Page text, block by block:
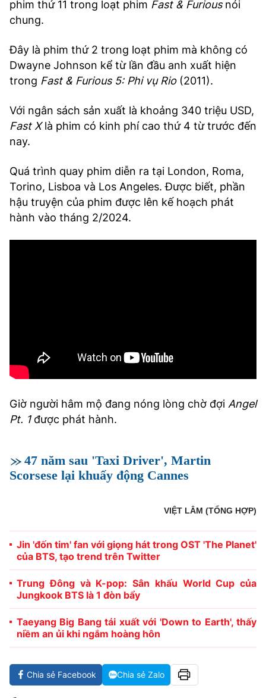
phim thứ 11 trong loạt phim Fast & Furiousnói
chung.
Đây là phim thứ 2 trong loạt phim mà không có
Dwayne Johnson kể từ lần đầu anh xuất hiện
trong Fast & Furious 5: Phi vụ Rio(2011).
Với ngân sách sản xuất là khoảng 340 triệu USD,
Fast Xlà phim có kinh phí cao thứ 4 từ trước đến
nay.
Quá trình quay phim diễn ra tại London, Roma,
Torino, Lisboa và Los Angeles. Được biết, phần
hậu truyện của phim được lên kế hoạch phát
hành vào tháng 2/2024.
Giờ người hâm mộ đang nóng lòng chờ đợi Angel
Pt. 1 được phát hành.
47 năm sau 'Taxi Driver', Martin
Scorsese lại khuấy động Cannes
VIỆT LÂM (TỔNG HỢP)
Jin 'đốn tim' fan với giọng hát trong OST 'The Planet'
của BTS, tạo trend trên Twitter
Trung Đông và K-pop: Sân khấu World Cup của
Jungkook BTS là 1 đòn bẩy
Taeyang Big Bang tái xuất với 'Down to Earth', thấy
niềm an ủi khi ngắm hoàng hôn
Chia sẻ Facebook Chia sẻ Zalo